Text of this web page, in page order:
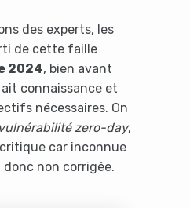
des experts, les
de cette faille
2024, bien avant
connaissance et
nécessaires. On
vulnérabilité zero-day,
car inconnue
non corrigée.